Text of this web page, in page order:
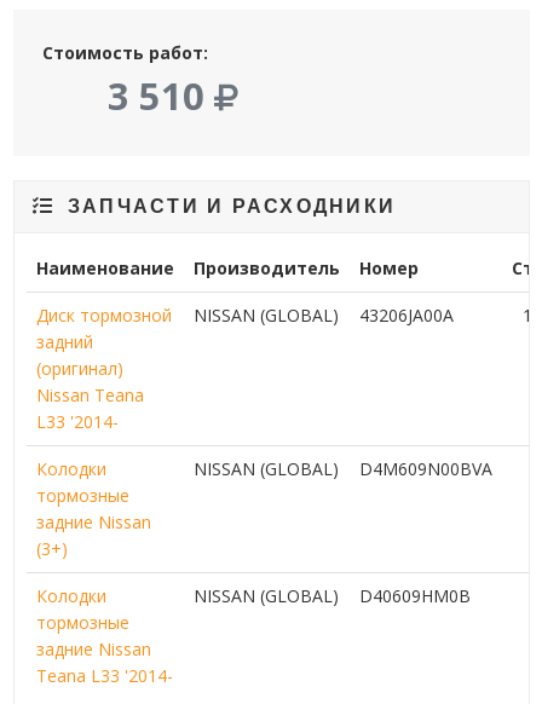
Стоимость работ:
3 510
ЗАПЧАСТИ И РАСХОДНИКИ
Наименование Производитель Номер
Диск тормозной
задний
(оригинал)
Nissan Teana
L33 '2014-
NISSAN (GLOBAL) 43206JA00A
Колодки
тормозные
задние Nissan
(3+)
NISSAN (GLOBAL) D4M609N00BVA
Колодки
тормозные
задние Nissan
Teana L33 '2014-
NISSAN (GLOBAL) D40609HM0B